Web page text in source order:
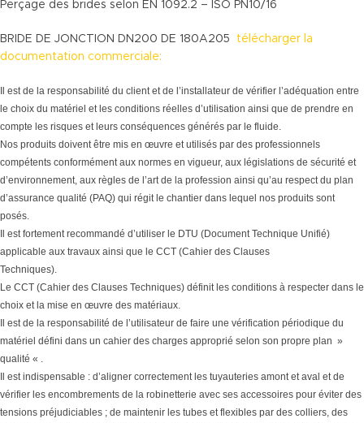
Perçage des brides selon EN 1092.2 – ISO PN10/16
BRIDE DE JONCTION DN200 DE 180A205 télécharger la
documentation commerciale:
Il est de la responsabilité du client et de l’installateur de vérifier l’adéquation entre
le choix du matériel et les conditions réelles d’utilisation ainsi que de prendre en
compte les risques et leurs conséquences générés par le fluide.
Nos produits doivent être mis en œuvre et utilisés par des professionnels
compétents conformément aux normes en vigueur, aux législations de sécurité et
d’environnement, aux règles de l’art de la profession ainsi qu’au respect du plan
d’assurance qualité (PAQ) qui régit le chantier dans lequel nos produits sont
posés.
Il est fortement recommandé d’utiliser le DTU (Document Technique Unifié)
applicable aux travaux ainsi que le CCT (Cahier des Clauses
Techniques).
Le CCT (Cahier des Clauses Techniques) définit les conditions à respecter dans le
choix et la mise en œuvre des matériaux.
Il est de la responsabilité de l’utilisateur de faire une vérification périodique du
matériel défini dans un cahier des charges approprié selon son propre plan »
qualité « .
Il est indispensable : d’aligner correctement les tuyauteries amont et aval et de
vérifier les encombrements de la robinetterie avec ses accessoires pour éviter des
tensions préjudiciables ; de maintenir les tubes et flexibles par des colliers, des